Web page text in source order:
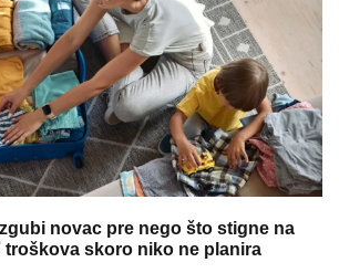
novac pre nego što stigne na
troškova skoro niko ne planira